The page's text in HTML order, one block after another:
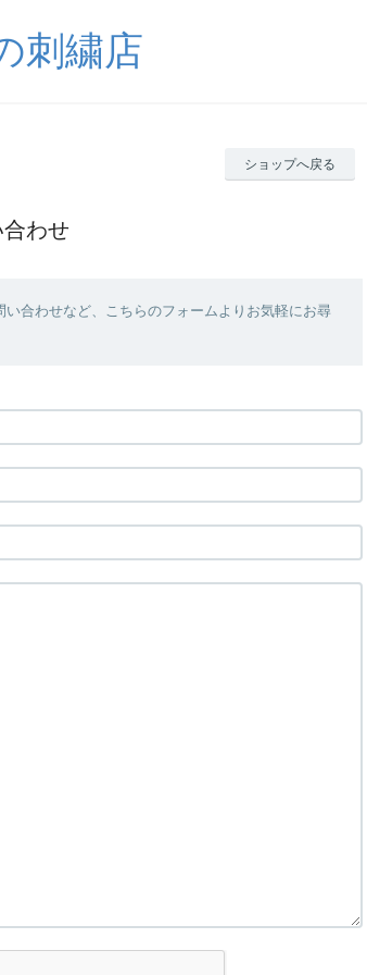
刺繍店
ショップへ戻る
わせ
合わせなど、こちらのフォームよりお気軽にお尋